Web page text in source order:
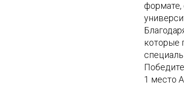
формате,
которые
1 место